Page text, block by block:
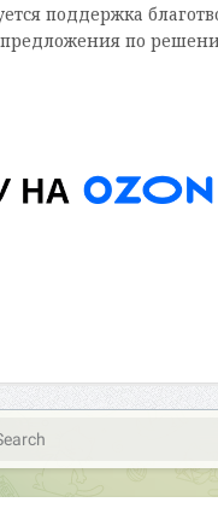
поддержка
предложения по